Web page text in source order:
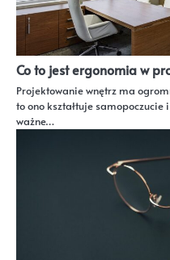
Co to jest ergonomia w
Projektowanie wnętrz ma
to ono kształtuje samopoczucie
ważne…